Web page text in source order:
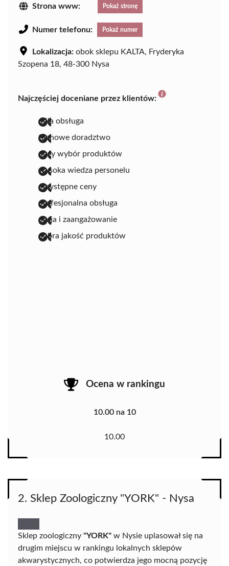
Strona www: Pokaż stronę
Numer telefonu: Pokaż numer
Lokalizacja: obok sklepu KALTA, Fryderyka
Szopena 18, 48-300 Nysa
Najczęściej doceniane przez klientów:
miła obsługa
fachowe doradztwo
duży wybór produktów
wysoka wiedza personelu
przystępne ceny
profesjonalna obsługa
pasja i zaangażowanie
dobra jakość produktów
Ocena w rankingu
10.00 na 10
10.00
2. Sklep Zoologiczny "YORK" - Nysa
Sklep zoologiczny "YORK" w Nysie uplasował się na
drugim miejscu w rankingu lokalnych sklepów
akwarystycznych, co potwierdza jego mocną pozycję